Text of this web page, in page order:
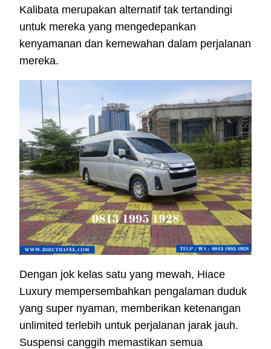
Kalibata merupakan alternatif tak tertandingi
untuk mereka yang mengedepankan
kenyamanan dan kemewahan dalam perjalanan
mereka.
Dengan jok kelas satu yang mewah, Hiace
Luxury mempersembahkan pengalaman duduk
yang super nyaman, memberikan ketenangan
unlimited terlebih untuk perjalanan jarak jauh.
Suspensi canggih memastikan semua